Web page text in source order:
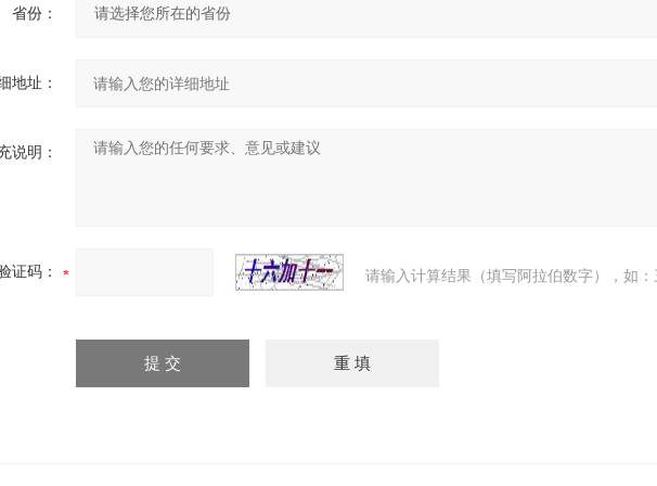
省份：
地址：
说明：
证码： 请输入计算结果（填写阿拉伯数字），如：